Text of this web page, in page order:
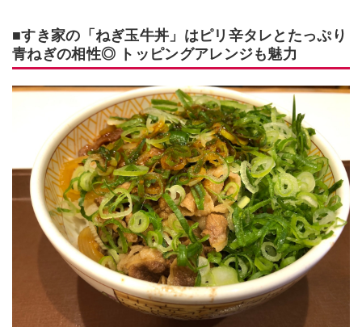
■すき家の「ねぎ玉牛丼」はピリ辛タレとたっぷり
青ねぎの相性◎ トッピングアレンジも魅力